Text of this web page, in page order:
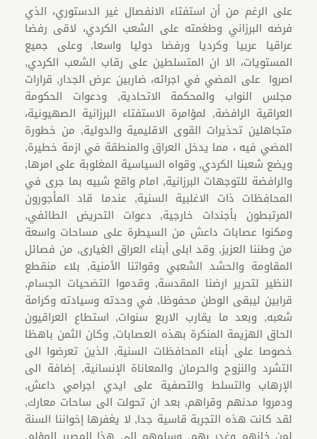
على الرغم من أن استفتاء الانفصال غير الدستوري، الذي
فرضه البرزاني وطغمته على الشعب الكردي، لاقى رفضا
عراقيا عربيا وكرديا ورفضا دوليا واسعا, وعلى جميع
المستويات، الا ان المتسلطين على رقاب الشعب الكردي,
اصروا على المضي في اجرائه، ضاربين عرض الجدار, قرارات
مجلس النواب والمحكمة الاتحادية, ودعوات الحكومة
العراقية الرافضة, لمؤامرة الاستفتاء البرزانية الصهيونية،
متجاهلين تحذيرات القوى الاقليمية والدولية, من خطورة
المضي فيه ، مما يدخل العراق والمنطقة في ازمة خطيرة,
ويضع شعبنا الكردي, وقواه السياسية المغلوبة على امرها,
والرافضة للتوجهات البرزانية, امام واقع شبيه بما جرى في
المحافظات ذات الاغلبية السنية, عندما قاد المأجورون
المرتبطون بأجندات خارجية, دعوات التحريض الطائفي,
ومكنوا عصابات داعش من السيطرة على مساحات واسعة
من وطننا العزيز, وقد ابلى أبناء العراق الغيارى, من فصائل
المقاومة والحشد الشعبي وقواتنا الأمنية, بلاء منقطع
النظير لتحرير ارضنا المقدسة, وقدموا التضحيات الجسام,
قرابين ليبقى الوطن محفوظا, في وحدته وسيادته وكرامة
شعبه, وبعد ما يقارب الاربع سنوات, استطاع العراقيون
الحاق الهزيمة المنكرة بهذه العصابات, وكان الثمن باهظا
خصوصا على أبناء المحافظات السنية, الذين تعرضوا الى
التشرد والنزوح والحرمان والمعاناة الإنسانية, إضافة الى
الإرهاب والتسلط والتصفية على ايدي اجرامي داعش,
ودمروا مدنهم وقراهم, بعد ان تحولت الى ساحات معارك,
لقد كانت هذه التجربة قاسية جدا, لا يغفرها إخواننا السنة